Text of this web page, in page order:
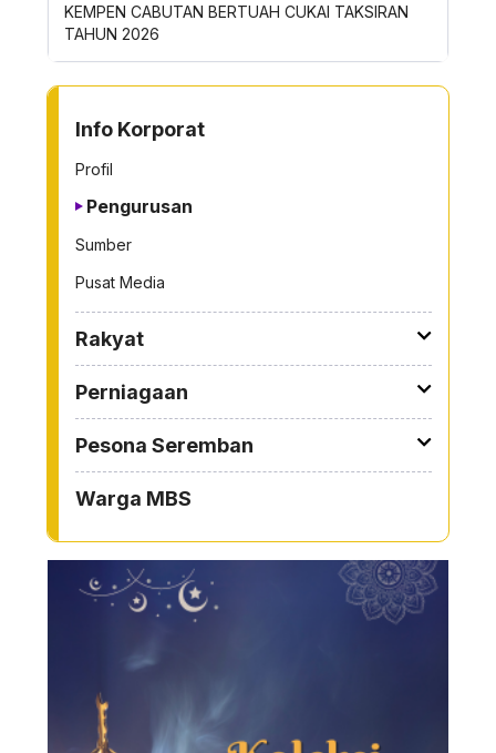
CUKAI TAKSIRAN
SUMBANGAN INSENTIF AKTIVITI GOTONG-
Info Korporat
Profil
Pengurusan
Sumber
Pusat Media
Rakyat
Perniagaan
Pesona Seremban
Warga MBS